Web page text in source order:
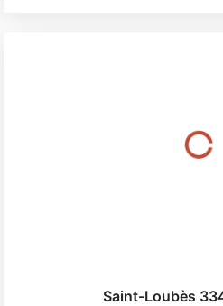
de conditions générales de
Saint-Loubès